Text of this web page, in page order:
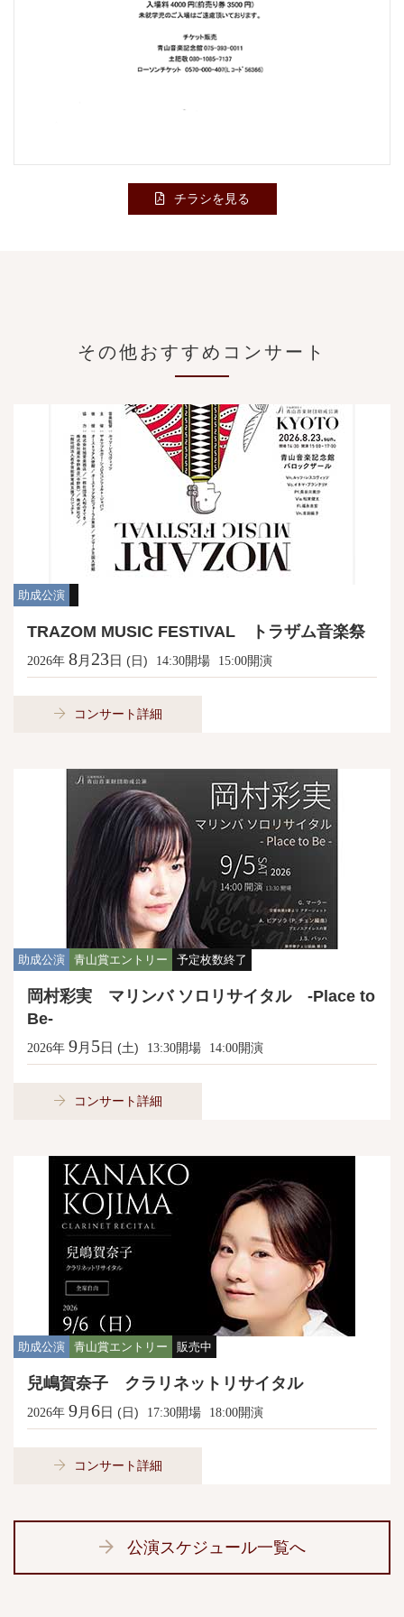
チラシを見る
その他おすすめコンサート
助成公演
TRAZOM MUSIC FESTIVAL トラザム音楽祭
2026年 8月 23日 (日) 14:30開場 15:00開演
コンサート詳細
助成公演 青山賞エントリー 予定枚数終了
岡村彩実 マリンバ ソロリサイタル -Place to
Be-
2026年 9月 5日 (土) 13:30開場 14:00開演
コンサート詳細
助成公演 青山賞エントリー 販売中
兒嶋賀奈子 クラリネットリサイタル
2026年 9月6日 (日) 17:30開場 18:00開演
コンサート詳細
公演スケジュール一覧へ